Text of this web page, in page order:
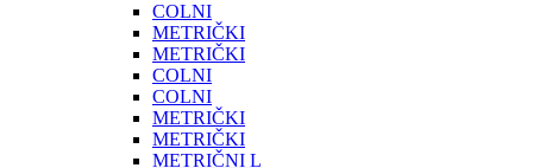
COLNI
METRIČKI
METRIČKI
COLNI
COLNI
METRIČKI
METRIČKI
METRIČNI L